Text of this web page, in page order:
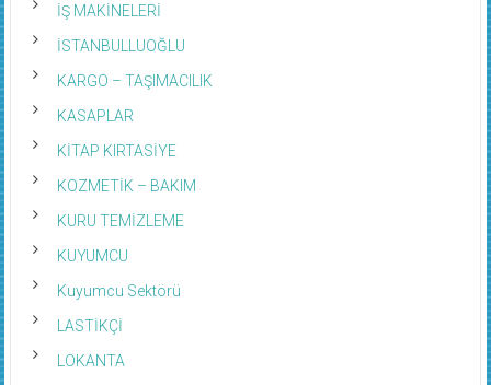
İŞ MAKİNELERİ
İSTANBULLUOĞLU
KARGO – TAŞIMACILIK
KASAPLAR
KİTAP KIRTASİYE
KOZMETİK – BAKIM
KURU TEMİZLEME
KUYUMCU
Kuyumcu Sektörü
LASTİKÇİ
LOKANTA